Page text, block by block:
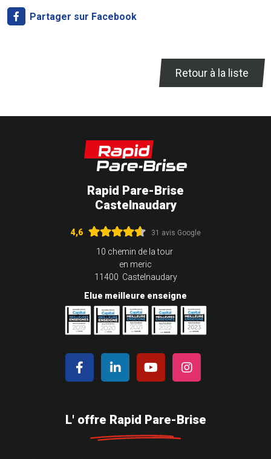
Partager sur Facebook
Retour à la liste
Rapid Pare-Brise
Castelnaudary
4,6 31 avis Google
10 chemin de la tour
en meric
11400 Castelnaudary
Elue meilleure enseigne
L' offre Rapid Pare-Brise